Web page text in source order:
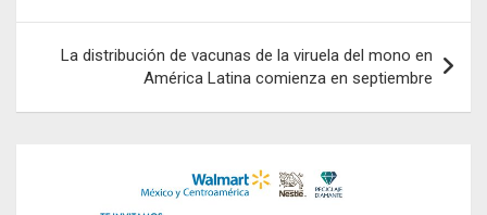
entradas
La distribución de vacunas de la viruela del mono en
América Latina comienza en septiembre